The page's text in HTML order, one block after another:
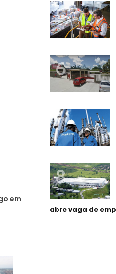
em
abre vaga de